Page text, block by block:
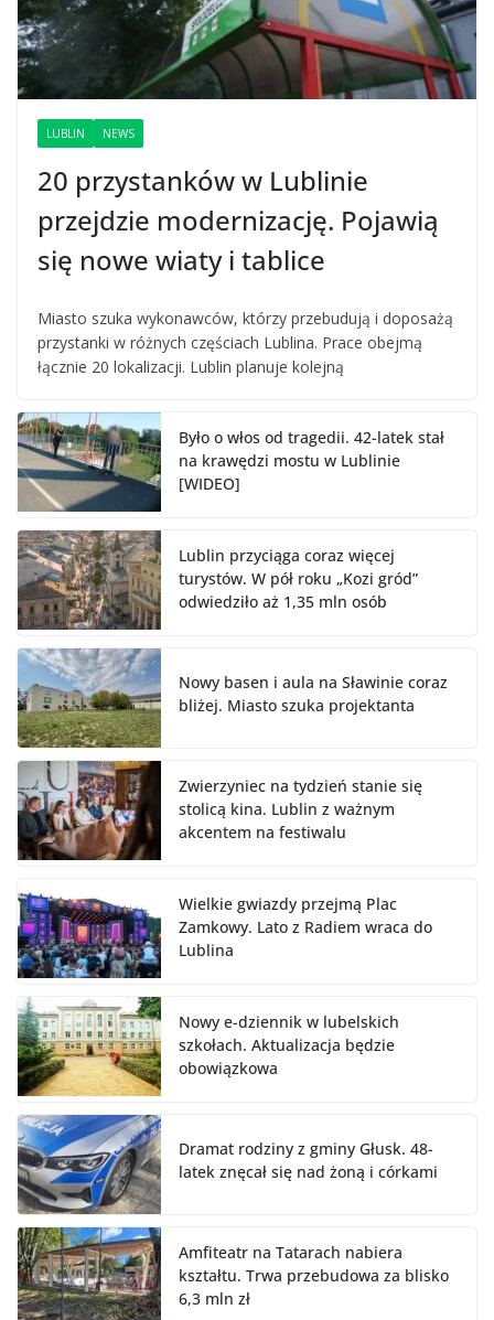
LUBLIN NEWS
20 przystanków w Lublinie
przejdzie modernizację. Pojawią
się nowe wiaty i tablice
Miasto szuka wykonawców, którzy przebudują i doposażą
przystanki w różnych częściach Lublina. Prace obejmą
łącznie 20 lokalizacji. Lublin planuje kolejną
Było o włos od tragedii. 42-latek stał
na krawędzi mostu w Lublinie
[WIDEO]
Lublin przyciąga coraz więcej
turystów. W pół roku „Kozi gród”
odwiedziło aż 1,35 mln osób
Nowy basen i aula na Sławinie coraz
bliżej. Miasto szuka projektanta
Zwierzyniec na tydzień stanie się
stolicą kina. Lublin z ważnym
akcentem na festiwalu
Wielkie gwiazdy przejmą Plac
Zamkowy. Lato z Radiem wraca do
Lublina
Nowy e-dziennik w lubelskich
szkołach. Aktualizacja będzie
obowiązkowa
Dramat rodziny z gminy Głusk. 48-
latek znęcał się nad żoną i córkami
Amfiteatr na Tatarach nabiera
kształtu. Trwa przebudowa za blisko
6,3 mln zł